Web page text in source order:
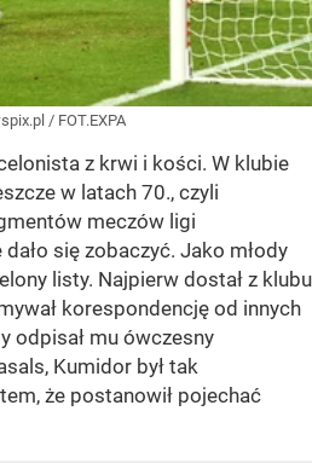
/ FOT.EXPA
z krwi i kości. W klubie
w latach 70., czyli
meczów ligi
się zobaczyć. Jako młody
listy. Najpierw dostał z klubu
korespondencję od innych
odpisał mu ówczesny
Kumidor był tak
że postanowił pojechać